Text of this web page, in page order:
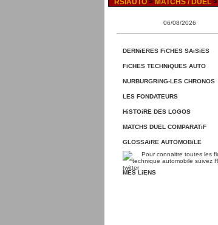
RSiAUTO > MATCHS / DUEL >
06/08/2026
DERNiERES FiCHES SAiSiES
FiCHES TECHNiQUES AUTO
NURBURGRiNG-LES CHRONOS
LES FONDATEURS
HiSTOiRE DES LOGOS
MATCHS DUEL COMPARATiF
GLOSSAiRE AUTOMOBiLE
MES LiENS